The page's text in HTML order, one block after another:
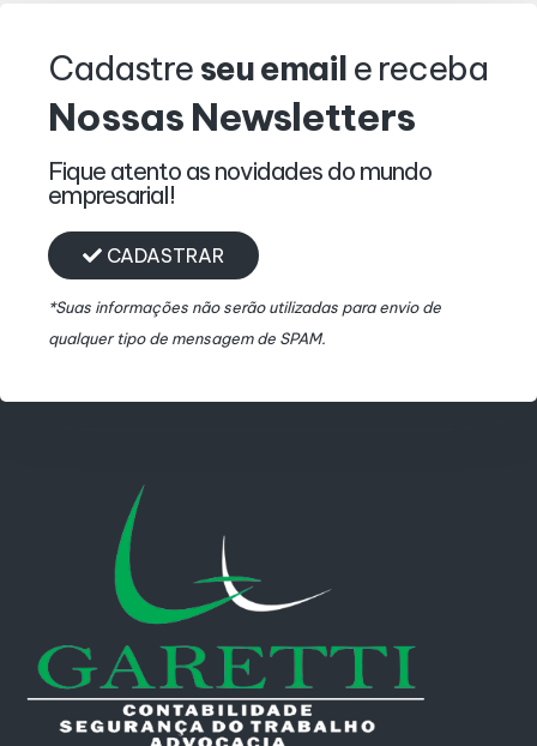
Cadastre seu email e receba
Nossas Newsletters
Fique atento as novidades do mundo
empresarial!
CADASTRAR
*Suas informações não serão utilizadas para envio de
qualquer tipo de mensagem de SPAM.